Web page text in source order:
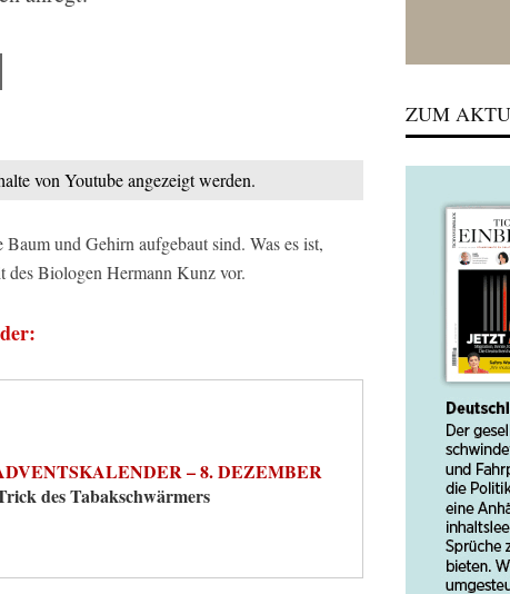
von Youtube angezeigt werden.
und Gehirn aufgebaut sind. Was es ist,
des Biologen Hermann Kunz vor.
– 8. DEZEMBER
des Tabakschwärmers
ZUM